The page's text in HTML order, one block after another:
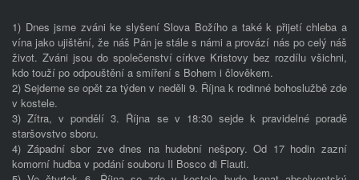
1) Dnes jsme zváni ke slyšení Slova Božího a také k přijetí chleba a
vína jako ujištění, že náš Pán je stále s námi a provází nás po celý náš
život. Zváni jsou do společenství církve Kristovy bez rozdílu všichni,
kdo touží po odpouštění a smíření s Bohem i člověkem.
2) Sejdeme se opět za týden v neděli 9. Října k rodinné bohoslužbě zde
v kostele.
3) Zítra, v pondělí 3. Října se v 18:30 sejde k pravidelné poradě
staršovstvo sboru.
4) Západní sbor zve dnes na hudební nešpory. Od 17 hodin zazní
komorní hudba v podání souboru Il Bosco di Flauti.